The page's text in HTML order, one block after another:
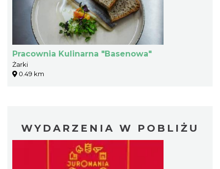
Pracownia Kulinarna "Basenowa"
Żarki
0.49 km
WYDARZENIA W POBLIŻU